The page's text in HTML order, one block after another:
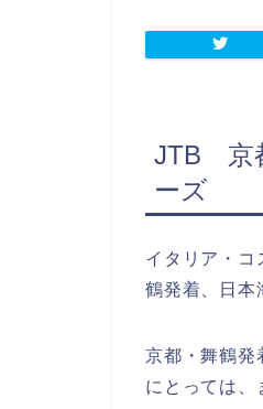
JTB 京
ーズ
イタリア・コ
鶴発着、日本
京都・舞鶴発
にとっては、